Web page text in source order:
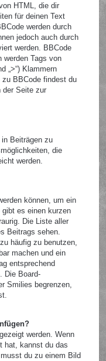
HTML, die dir
für deinen Text
werden durch
jedoch auch durch
werden. BBCode
werden Tags von
„>“) Klammern
BBCode findest du
der Seite zur
Beiträgen zu
die
werden.
können, um ein
es einen kurzen
Die Liste aller
Beitrags sehen.
häufig zu benutzen,
machen und ein
entsprechend
Die Board-
Smilies begrenzen,
werden. Wenn
hat, kannst du das
du zu einem Bild